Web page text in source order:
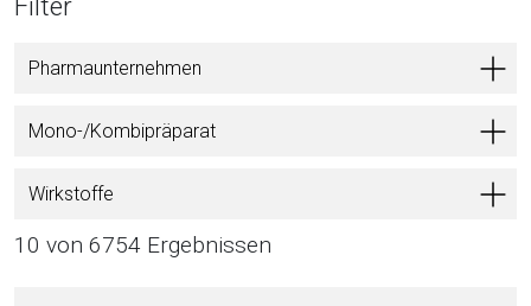
alle
anzuzeigen
Pharmaunternehmen
Mono-/Kombipräparat
Wirkstoffe
10 von 6754 Ergebnissen